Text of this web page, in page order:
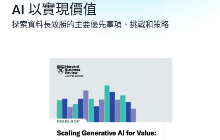
AI 以實現價值
探索資料長致勝的主要優先事項、挑戰和策略